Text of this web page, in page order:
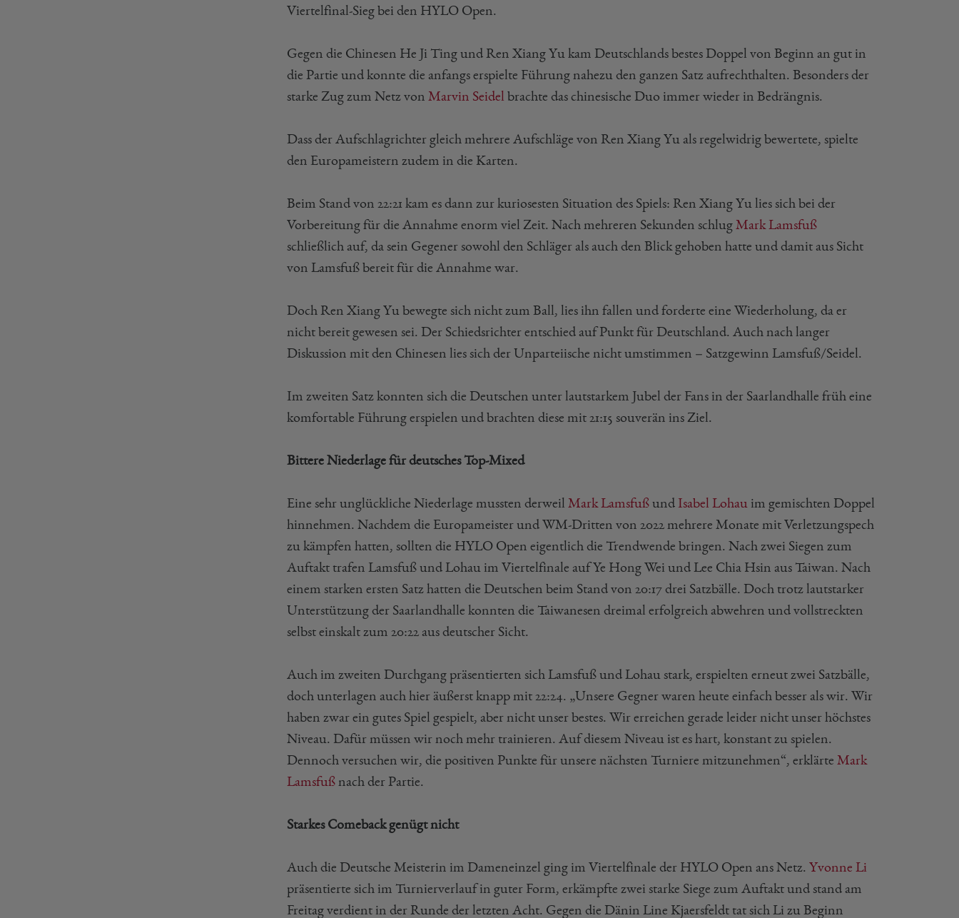
Viertelfinal-Sieg bei den HYLO Open.
Gegen die Chinesen He Ji Ting und Ren Xiang Yu kam Deutschlands bestes Doppel von Beginn an gut in
die Partie und konnte die anfangs erspielte Führung nahezu den ganzen Satz aufrechthalten. Besonders der
starke Zug zum Netz von Marvin Seidel brachte das chinesische Duo immer wieder in Bedrängnis.
Dass der Aufschlagrichter gleich mehrere Aufschläge von Ren Xiang Yu als regelwidrig bewertete, spielte
den Europameistern zudem in die Karten.
Beim Stand von 22:21 kam es dann zur kuriosesten Situation des Spiels: Ren Xiang Yu lies sich bei der
Vorbereitung für die Annahme enorm viel Zeit. Nach mehreren Sekunden schlug Mark Lamsfuß
schließlich auf, da sein Gegener sowohl den Schläger als auch den Blick gehoben hatte und damit aus Sicht
von Lamsfuß bereit für die Annahme war.
Doch Ren Xiang Yu bewegte sich nicht zum Ball, lies ihn fallen und forderte eine Wiederholung, da er
nicht bereit gewesen sei. Der Schiedsrichter entschied auf Punkt für Deutschland. Auch nach langer
Diskussion mit den Chinesen lies sich der Unparteiische nicht umstimmen – Satzgewinn Lamsfuß/Seidel.
Im zweiten Satz konnten sich die Deutschen unter lautstarkem Jubel der Fans in der Saarlandhalle früh eine
komfortable Führung erspielen und brachten diese mit 21:15 souverän ins Ziel.
Bittere Niederlage für deutsches Top-Mixed
Eine sehr unglückliche Niederlage mussten derweil Mark Lamsfuß und Isabel Lohau im gemischten Doppel
hinnehmen. Nachdem die Europameister und WM-Dritten von 2022 mehrere Monate mit Verletzungspech
zu kämpfen hatten, sollten die HYLO Open eigentlich die Trendwende bringen. Nach zwei Siegen zum
Auftakt trafen Lamsfuß und Lohau im Viertelfinale auf Ye Hong Wei und Lee Chia Hsin aus Taiwan. Nach
einem starken ersten Satz hatten die Deutschen beim Stand von 20:17 drei Satzbälle. Doch trotz lautstarker
Unterstützung der Saarlandhalle konnten die Taiwanesen dreimal erfolgreich abwehren und vollstreckten
selbst einskalt zum 20:22 aus deutscher Sicht.
Auch im zweiten Durchgang präsentierten sich Lamsfuß und Lohau stark, erspielten erneut zwei Satzbälle,
doch unterlagen auch hier äußerst knapp mit 22:24. „Unsere Gegner waren heute einfach besser als wir. Wir
haben zwar ein gutes Spiel gespielt, aber nicht unser bestes. Wir erreichen gerade leider nicht unser höchstes
Niveau. Dafür müssen wir noch mehr trainieren. Auf diesem Niveau ist es hart, konstant zu spielen.
Dennoch versuchen wir, die positiven Punkte für unsere nächsten Turniere mitzunehmen“, erklärte Mark
Lamsfuß nach der Partie.
Starkes Comeback genügt nicht
Auch die Deutsche Meisterin im Dameneinzel ging im Viertelfinale der HYLO Open ans Netz. Yvonne Li
präsentierte sich im Turnierverlauf in guter Form, erkämpfte zwei starke Siege zum Auftakt und stand am
Freitag verdient in der Runde der letzten Acht. Gegen die Dänin Line Kjaersfeldt tat sich Li zu Beginn